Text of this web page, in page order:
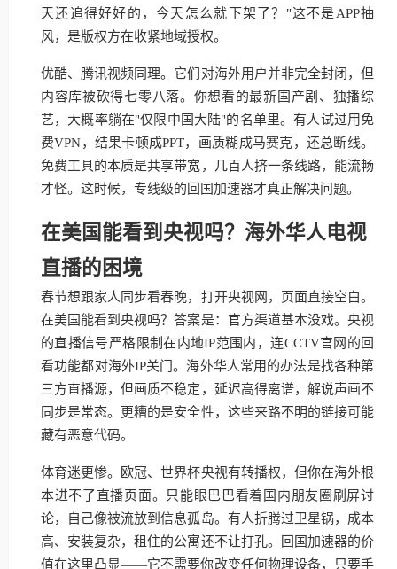
天还追得好好的，今天怎么就下架了？"这不是APP抽
风，是版权方在收紧地域授权。
优酷、腾讯视频同理。它们对海外用户并非完全封闭，但
内容库被砍得七零八落。你想看的最新国产剧、独播综
艺，大概率躺在"仅限中国大陆"的名单里。有人试过用免
费VPN，结果卡顿成PPT，画质糊成马赛克，还总断线。
免费工具的本质是共享带宽，几百人挤一条线路，能流畅
才怪。这时候，专线级的回国加速器才真正解决问题。
在美国能看到央视吗？海外华人电视
直播的困境
春节想跟家人同步看春晚，打开央视网，页面直接空白。
在美国能看到央视吗？答案是：官方渠道基本没戏。央视
的直播信号严格限制在内地IP范围内，连CCTV官网的回
看功能都对海外IP关门。海外华人常用的办法是找各种第
三方直播源，但画质不稳定，延迟高得离谱，解说声画不
同步是常态。更糟的是安全性，这些来路不明的链接可能
藏有恶意代码。
体育迷更惨。欧冠、世界杯央视有转播权，但你在海外根
本进不了直播页面。只能眼巴巴看着国内朋友圈刷屏讨
论，自己像被流放到信息孤岛。有人折腾过卫星锅，成本
高、安装复杂，租住的公寓还不让打孔。回国加速器的价
值在这里凸显——它不需要你改变任何物理设备，只要手